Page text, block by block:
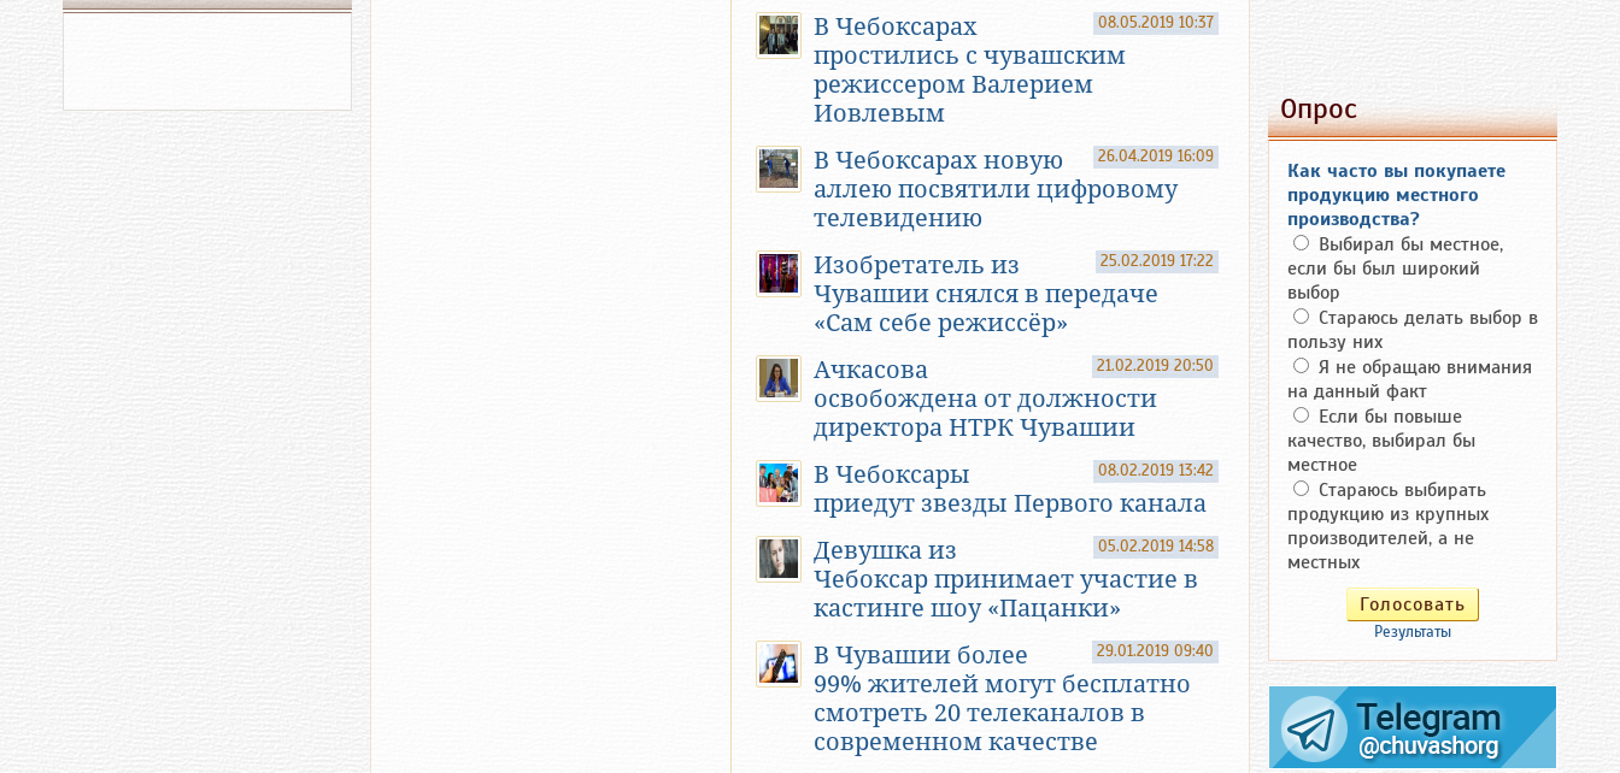
08.05.2019 10:37
В Чебоксарах
простились с чувашским
режиссером Валерием
Иовлевым
26.04.2019 16:09
В Чебоксарах новую
аллею посвятили цифровому
телевидению
25.02.2019 17:22
Изобретатель из
Чувашии снялся в передаче
«Сам себе режиссёр»
21.02.2019 20:50
Ачкасова
освобождена от должности
директора НТРК Чувашии
08.02.2019 13:42
В Чебоксары
приедут звезды Первого канала
05.02.2019 14:58
Девушка из
Чебоксар принимает участие в
кастинге шоу «Пацанки»
29.01.2019 09:40
В Чувашии более
99% жителей могут бесплатно
смотреть 20 телеканалов в
современном качестве
Опрос
Как часто вы покупаете
продукцию местного
производства?
Выбирал бы местное,
если бы был широкий
выбор
Стараюсь делать выбор в
пользу них
Я не обращаю внимания
на данный факт
Если бы повыше
качество, выбирал бы
местное
Стараюсь выбирать
продукцию из крупных
производителей, а не
местных
Результаты